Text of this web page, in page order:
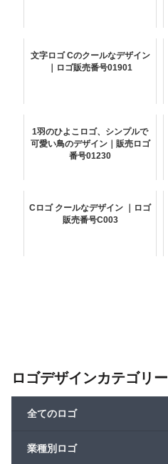
文字ロゴ Cのクールなデザイン
｜ロゴ販売番号01901
1羽のひよこロゴ、シンプルで
可愛い鳥のデザイン｜販売ロゴ
番号01230
Cロゴ クールなデザイン ｜ロゴ
販売番号C003
ロゴデザインカテゴリー
全てのロゴ
業種別ロゴ